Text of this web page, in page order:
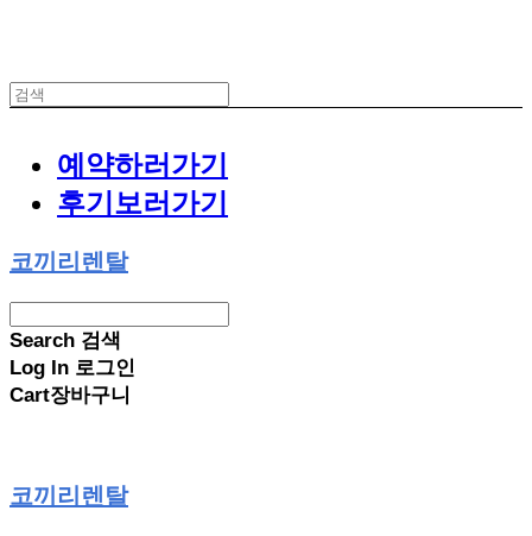
예약하러가기
후기보러가기
코끼리렌탈
Search 검색
Log In 로그인
Cart장바구니
코끼리렌탈